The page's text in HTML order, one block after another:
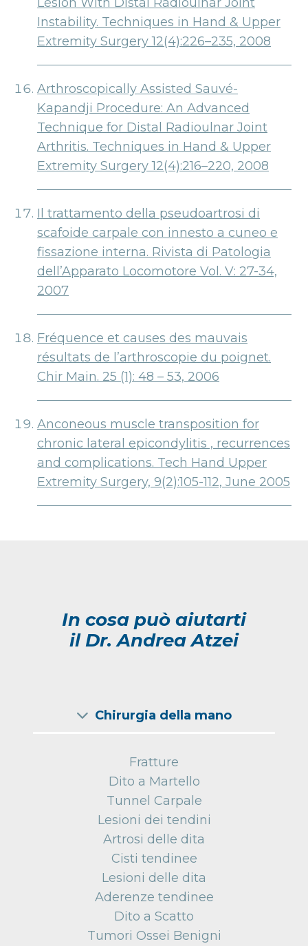
Instability. Techniques in Hand & Upper
Extremity Surgery 12(4):226–235, 2008
Arthroscopically Assisted Sauvé-
Kapandji Procedure: An Advanced
Technique for Distal Radioulnar Joint
Arthritis. Techniques in Hand & Upper
Extremity Surgery 12(4):216–220, 2008
Il trattamento della pseudoartrosi di
scafoide carpale con innesto a cuneo e
fissazione interna. Rivista di Patologia
dell’Apparato Locomotore Vol. V: 27-34,
2007
Fréquence et causes des mauvais
résultats de l’arthroscopie du poignet.
Chir Main. 25 (1): 48 – 53, 2006
Anconeous muscle transposition for
chronic lateral epicondylitis , recurrences
and complications. Tech Hand Upper
Extremity Surgery, 9(2):105-112, June 2005
In cosa può aiutarti
il Dr. Andrea Atzei
Chirurgia della mano
Fratture
Dito a Martello
Tunnel Carpale
Lesioni dei tendini
Artrosi delle dita
Cisti tendinee
Lesioni delle dita
Aderenze tendinee
Dito a Scatto
Tumori Ossei Benigni